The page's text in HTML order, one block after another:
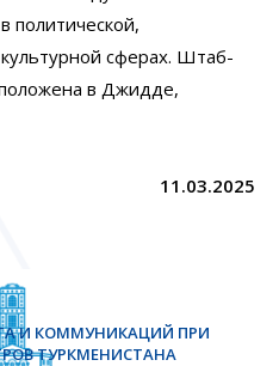
политической,
сферах. Штаб-
в Джидде,
11.03.2025
И КОММУНИКАЦИЙ ПРИ
ТУРКМЕНИСТАНА